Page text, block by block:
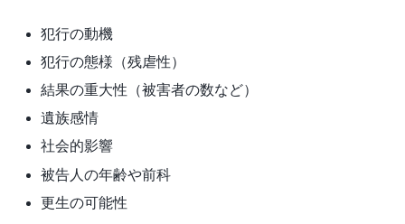
犯行の動機
犯行の態様（残虐性）
結果の重大性（被害者の数など）
遺族感情
社会的影響
被告人の年齢や前科
更生の可能性